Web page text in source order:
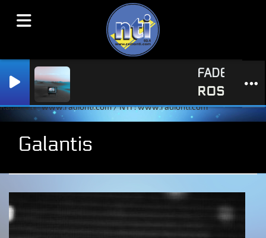
Radio NTI : www.radionti.com / NTI : www.radionti.com
FADE TO
ROSS QUINN
Galantis